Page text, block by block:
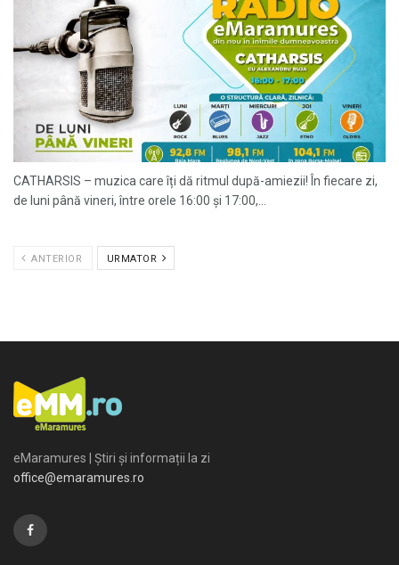
CATHARSIS – muzica care îți dă ritmul după-amiezii! În fiecare zi,
de luni până vineri, între orele 16:00 și 17:00,...
ANTERIOR URMATOR
eMaramures | Știri și informații la zi
office@emaramures.ro